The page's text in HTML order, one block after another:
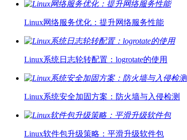
Linux网络服务优化：提升网络服务性能
Linux系统日志轮转配置：logrotate的使用
Linux系统安全加固方案：防火墙与入侵检测
Linux软件包升级策略：平滑升级软件包